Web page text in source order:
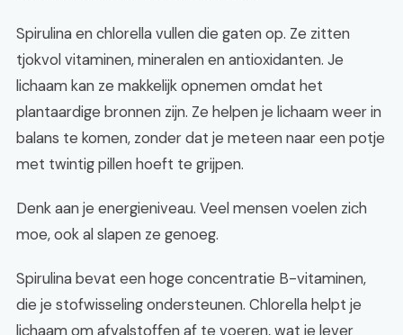
Spirulina en chlorella vullen die gaten op. Ze zitten
tjokvol vitaminen, mineralen en antioxidanten. Je
lichaam kan ze makkelijk opnemen omdat het
plantaardige bronnen zijn. Ze helpen je lichaam weer in
balans te komen, zonder dat je meteen naar een potje
met twintig pillen hoeft te grijpen.
Denk aan je energieniveau. Veel mensen voelen zich
moe, ook al slapen ze genoeg.
Spirulina bevat een hoge concentratie B-vitaminen,
die je stofwisseling ondersteunen. Chlorella helpt je
lichaam om afvalstoffen af te voeren, wat je lever